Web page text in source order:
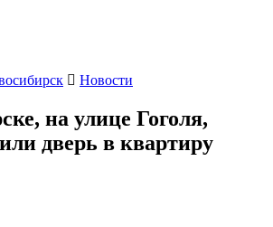
Новости
на улице Гоголя,
дверь в квартиру